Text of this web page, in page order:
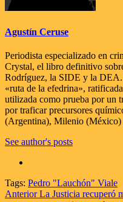
Agustín Ceruse
Periodista especializado en
Crystal, el libro definitivo
Rodríguez, la SIDE y la DEA.
«ruta de la efedrina»,
utilizada como prueba por un
por traficar precursores
(Argentina), Milenio (México)
See author's posts
Tags: Pedro "Lauchón" Viale
Navegación
AnteriorLa Justicia recuperó